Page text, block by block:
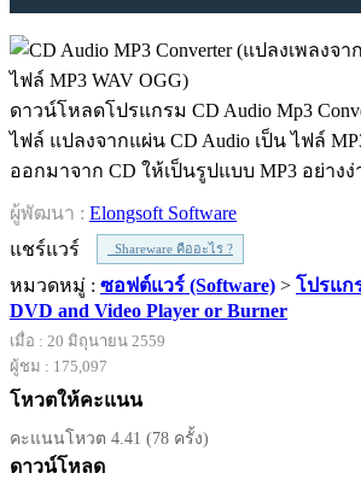
ดาวน์โหลดโปรแกรม CD Audio Mp3
ไฟล์ แปลงจากแผ่น CD Audio เป็น ไฟล์
ออกมาจาก CD ให้เป็นรูปแบบ MP3 อย่างง่
ผู้พัฒนา : Elongsoft Software
แชร์แวร์
Shareware คืออะไร ?
หมวดหมู่ : ซอฟต์แวร์ (Software) > โปรแก
DVD and Video Player or Burner
เมื่อ : 20 มิถุนายน 2559
ผู้ชม : 175,097
โหวตให้คะแนน
คะแนนโหวต 4.41 (78 ครั้ง)
ดาวน์โหลด